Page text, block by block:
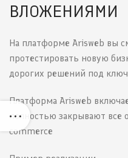
ВЛОЖЕНИЯМИ
На платформе Arisweb вы
протестировать новую
дорогих решений под
Платформа Arisweb
полностью закрывают все
commerce